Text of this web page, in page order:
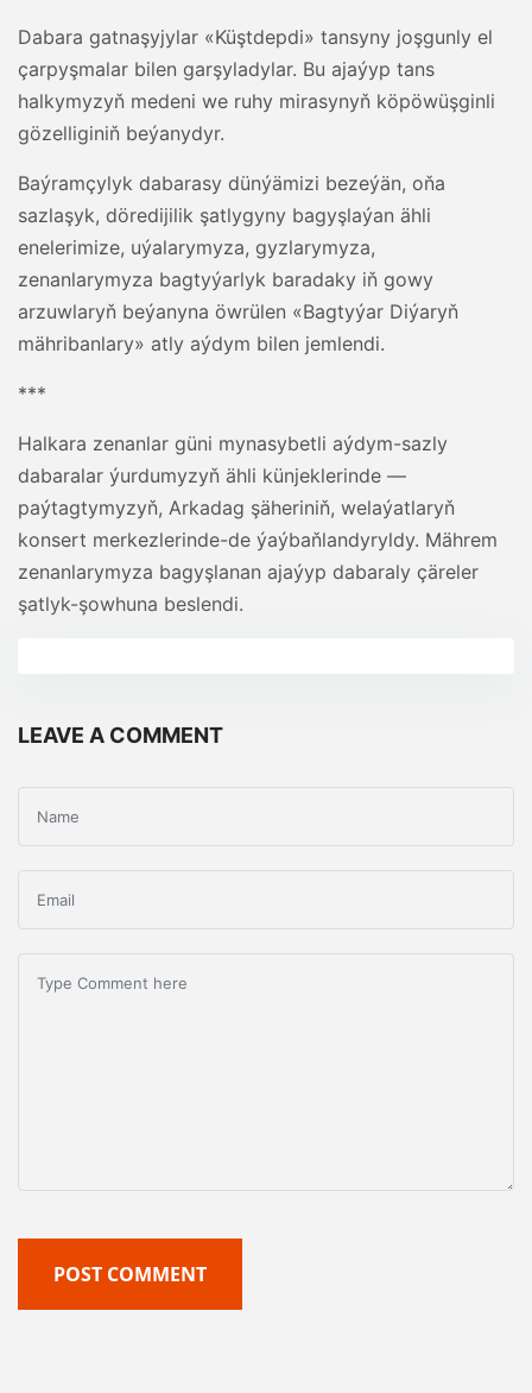
Dabara gatnaşyjylar «Küştdepdi» tansyny joşgunly el
çarpyşmalar bilen garşyladylar. Bu ajaýyp tans
halkymyzyň medeni we ruhy mirasynyň köpöwüşginli
gözelliginiň beýanydyr.
Baýramçylyk dabarasy dünýämizi bezeýän, oňa
sazlaşyk, döredijilik şatlygyny bagyşlaýan ähli
enelerimize, uýalarymyza, gyzlarymyza,
zenanlarymyza bagtyýarlyk baradaky iň gowy
arzuwlaryň beýanyna öwrülen «Bagtyýar Diýaryň
mähribanlary» atly aýdym bilen jemlendi.
***
Halkara zenanlar güni mynasybetli aýdym-sazly
dabaralar ýurdumyzyň ähli künjeklerinde —
paýtagtymyzyň, Arkadag şäheriniň, welaýatlaryň
konsert merkezlerinde-de ýaýbaňlandyryldy. Mährem
zenanlarymyza bagyşlanan ajaýyp dabaraly çäreler
şatlyk-şowhuna beslendi.
LEAVE A COMMENT
POST COMMENT